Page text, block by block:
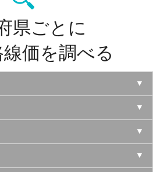
県ごとに
価を調べる